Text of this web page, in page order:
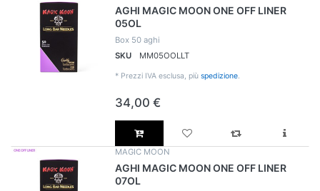
AGHI MAGIC MOON ONE OFF LINER
05OL
Box 50 aghi
SKU
MM05OOLLT
* Prezzi IVA esclusa, più spedizione.
34,00 €
MAGIC MOON
AGHI MAGIC MOON ONE OFF LINER
07OL